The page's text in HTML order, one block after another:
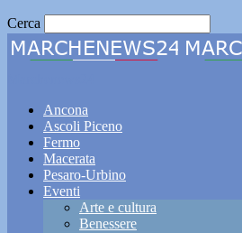
Cerca
Ancona
Ascoli Piceno
Fermo
Macerata
Pesaro-Urbino
Eventi
Arte e cultura
Benessere